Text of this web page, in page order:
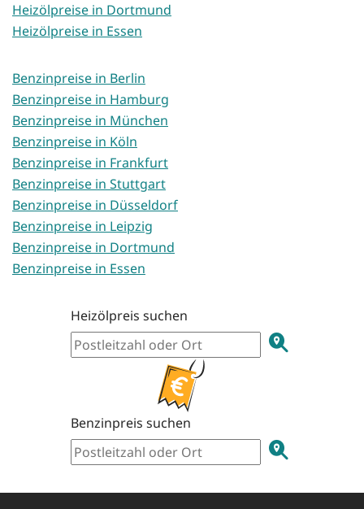
Heizölpreise in Dortmund
Heizölpreise in Essen
Benzinpreise in Berlin
Benzinpreise in Hamburg
Benzinpreise in München
Benzinpreise in Köln
Benzinpreise in Frankfurt
Benzinpreise in Stuttgart
Benzinpreise in Düsseldorf
Benzinpreise in Leipzig
Benzinpreise in Dortmund
Benzinpreise in Essen
Heizölpreis suchen
Benzinpreis suchen